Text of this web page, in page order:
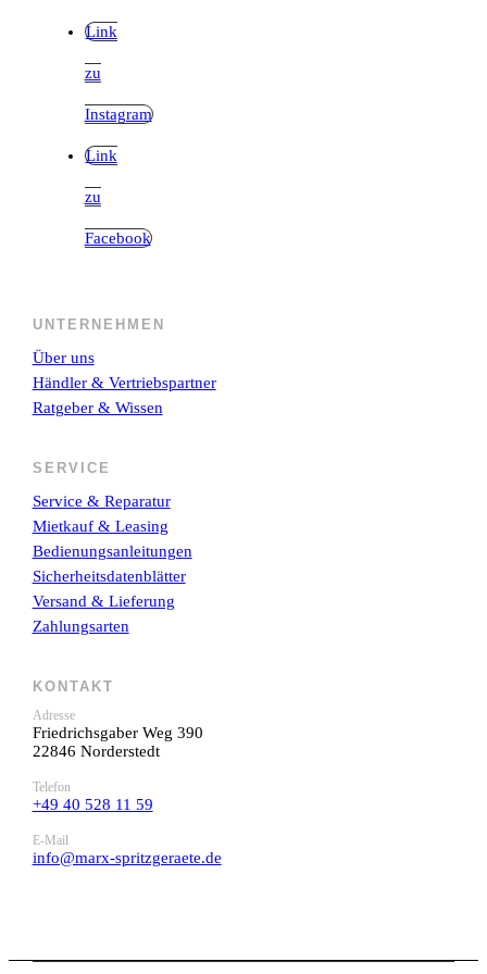
Link
zu
Instagram
Link
zu
Facebook
UNTERNEHMEN
Über uns
Händler & Vertriebspartner
Ratgeber & Wissen
SERVICE
Service & Reparatur
Mietkauf & Leasing
Bedienungsanleitungen
Sicherheitsdatenblätter
Versand & Lieferung
Zahlungsarten
KONTAKT
Adresse
Friedrichsgaber Weg 390
22846 Norderstedt
Telefon
+49 40 528 11 59
E-Mail
info@marx-spritzgeraete.de